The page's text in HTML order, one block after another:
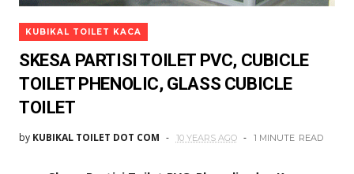
KUBIKAL TOILET KACA
SKESA PARTISI TOILET PVC, CUBICLE
TOILET PHENOLIC, GLASS CUBICLE
TOILET
by KUBIKAL TOILET DOT COM 10 YEARS AGO 1 MINUTE READ